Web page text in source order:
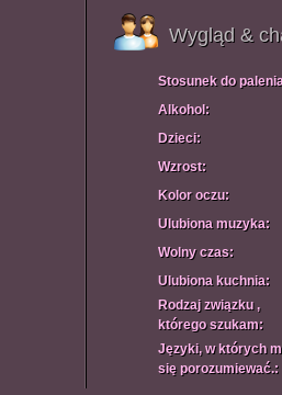
Wygląd &
Stosunek do
Alkohol:
Dzieci:
Wzrost:
Kolor oczu:
Ulubiona muzyka:
Wolny czas:
Ulubiona kuchnia:
Rodzaj związku ,
którego szukam:
Języki, w których
się porozumiewać.: